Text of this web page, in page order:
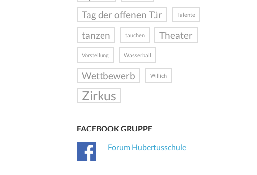
Tag der offenen Tür Talente
tanzen tauchen Theater
Vorstellung Wasserball
Wettbewerb Willich
Zirkus
FACEBOOK GRUPPE
Forum Hubertusschule